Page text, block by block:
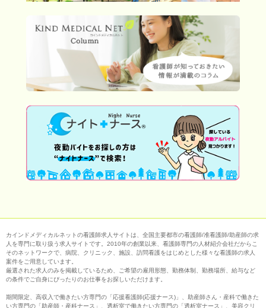
カインドメディカルネットの看護師求人サイトは、全国主要都市の看護師/准看護師/助産師の求
人を専門に取り扱う求人サイトです。2010年の創業以来、看護師専門の人材紹介会社だからこ
そのネットワークで、病院、クリニック、施設、訪問看護をはじめとした様々な看護師の求人
案件をご用意しています。
厳選された求人のみを掲載しているため、ご希望の雇用形態、勤務体制、勤務場所、給与など
の条件でご自身にぴったりのお仕事をお探しいただけます。
期間限定、高収入で働きたい方専門の「応援看護師(応援ナース)」、助産師さん・産科で働きた
い方専門の「助産師・産科ナース」、透析室で働きたい方専門の「透析室ナース」、美容クリ